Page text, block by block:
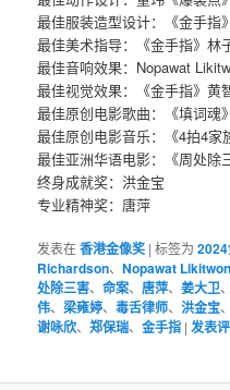
最佳服装造型设计：《金手指
最佳美术指导：《金手指》林
最佳音响效果：Nopawat
最佳视觉效果：《金手指》黄
最佳原创电影歌曲：《填词魂
最佳原创电影音乐：《4拍4家
最佳亚洲华语电影：《周处除
终身成就奖：洪金宝
专业精神奖：唐萍
发表在香港金像奖 |标签为
Richardson、Nopawat
处除三害、命案、 唐萍、姜大卫
伟、梁雍婷、毒舌律师、洪金宝
谢咏欣、郑保瑞、金手指 |发表